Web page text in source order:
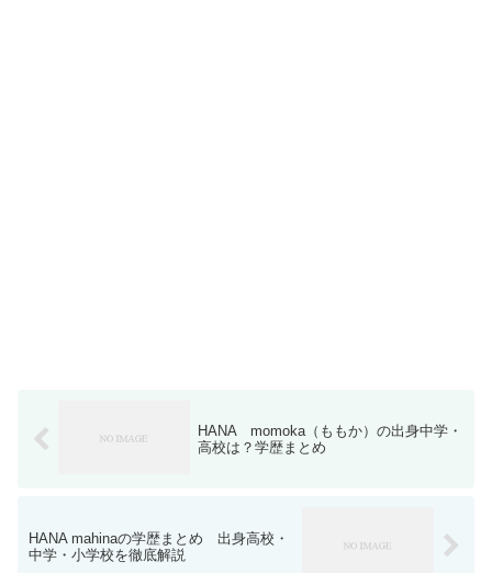
HANA momoka（ももか）の出身中学・
高校は？学歴まとめ
HANA mahinaの学歴まとめ 出身高校・
中学・小学校を徹底解説